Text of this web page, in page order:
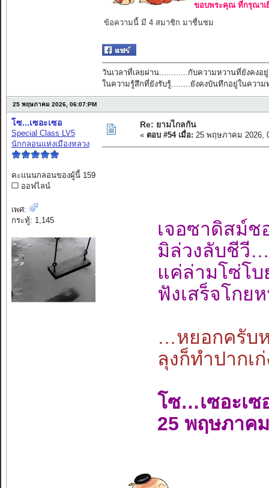
ขอบพระคุณ ที่กรุณาเ
ข้อความนี้ มี 4 สมาชิก มาชื่นชม
วันเวลาที่เลยผ่าน............กับความหวานที่ยังคงอยู่
ในความรู้สึกที่ยังรับรู้........ยังคงบันทึกอยู่ในความ
25 พฤษภาคม 2026, 06:07:PM
โซ...เซอะเซอ
Special Class LV5
นักกลอนแห่งเมืองหลวง
คะแนนกลอนของผู้นี้ 159
ออฟไลน์
เพศ:
กระทู้: 1,145
Re: ยามไกลกัน
« ตอบ #54 เมื่อ: 25 พฤษภาคม 2026,
เจอซาดิส
มิล่วงลับชี
แค่ล่ามโซ่โ
ฟังเสร็จโก
…หยอกครับห
ลุงก็ทำปากเ
โซ…เซอะเซ
25 พฤษภาค